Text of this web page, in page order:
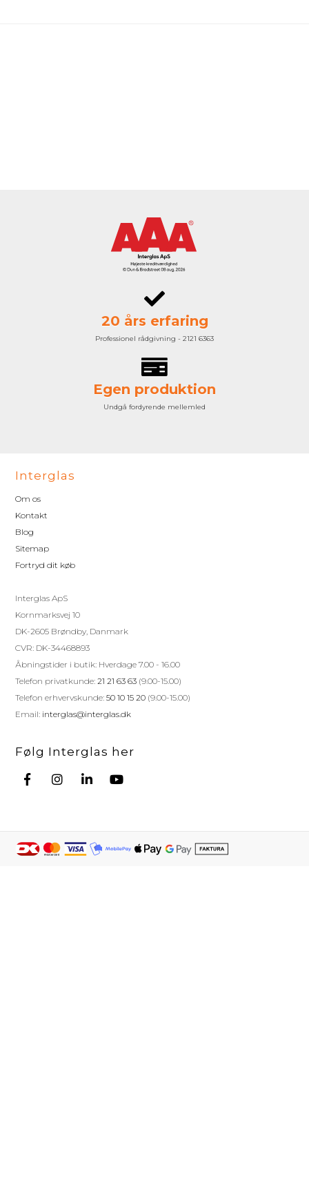
20 års erfaring
Professionel rådgivning - 2121 6363
Egen produktion
Undgå fordyrende mellemled
Interglas
Om os
Kontakt
Blog
Sitemap
Fortryd dit køb
Interglas ApS
Kornmarksvej 10
DK-2605 Brøndby, Danmark
CVR: DK-34468893
Åbningstider i butik: Hverdage 7.00 - 16.00
Telefon privatkunde:21 21 63 63 (9.00-15.00)
Telefon erhvervskunde:50 10 15 20 (9.00-15.00)
Email: interglas@interglas.dk
Følg Interglas her